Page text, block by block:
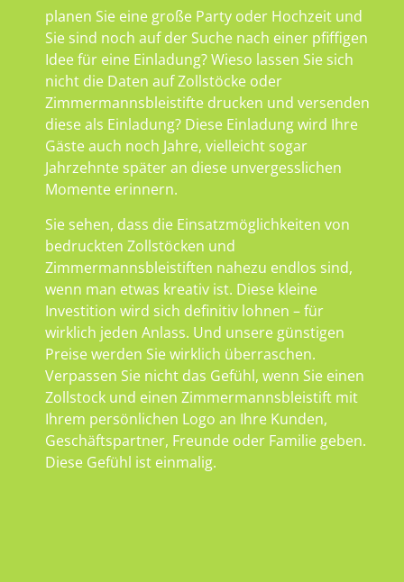
planen Sie eine große Party oder Hochzeit und
Sie sind noch auf der Suche nach einer pfiffigen
Idee für eine Einladung? Wieso lassen Sie sich
nicht die Daten auf Zollstöcke oder
Zimmermannsbleistifte drucken und versenden
diese als Einladung? Diese Einladung wird Ihre
Gäste auch noch Jahre, vielleicht sogar
Jahrzehnte später an diese unvergesslichen
Momente erinnern.
Sie sehen, dass die Einsatzmöglichkeiten von
bedruckten Zollstöcken und
Zimmermannsbleistiften nahezu endlos sind,
wenn man etwas kreativ ist. Diese kleine
Investition wird sich definitiv lohnen – für
wirklich jeden Anlass. Und unsere günstigen
Preise werden Sie wirklich überraschen.
Verpassen Sie nicht das Gefühl, wenn Sie einen
Zollstock und einen Zimmermannsbleistift mit
Ihrem persönlichen Logo an Ihre Kunden,
Geschäftspartner, Freunde oder Familie geben.
Diese Gefühl ist einmalig.